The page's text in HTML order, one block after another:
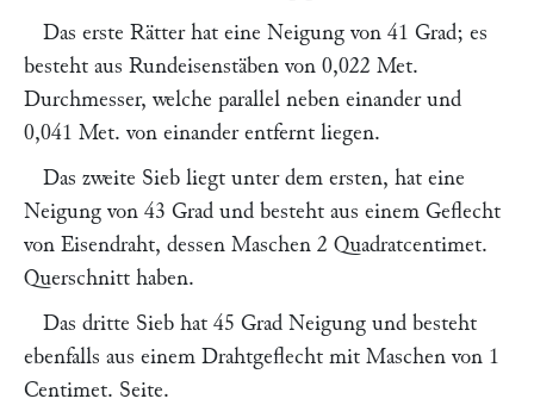
Das erste Rätter hat eine Neigung von 41 Grad; es
besteht aus Rundeisenstäben von 0,022 Met.
Durchmesser, welche parallel neben einander und
0,041 Met. von einander entfernt liegen.
Das zweite Sieb liegt unter dem ersten, hat eine
Neigung von 43 Grad und besteht aus einem Geflecht
von Eisendraht, dessen Maschen 2 Quadratcentimet.
Querschnitt haben.
Das dritte Sieb hat 45 Grad Neigung und besteht
ebenfalls aus einem Drahtgeflecht mit Maschen von 1
Centimet. Seite.